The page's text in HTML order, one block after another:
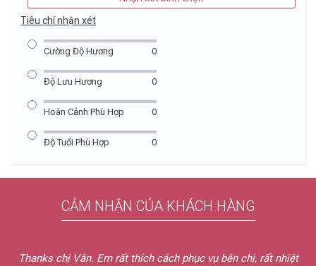
Tiêu chí nhận xét
Cường Độ Hương 0
Độ Lưu Hương 0
Hoàn Cảnh Phù Hợp 0
Độ Tuổi Phù Hợp 0
CẢM NHẬN CỦA KHÁCH HÀNG
Thanks chị Vân. Em rất thích cách phục vụ bên chị, rất nhiệt